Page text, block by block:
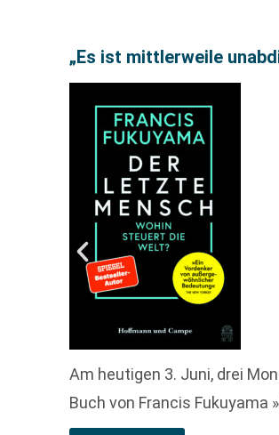
„Es ist mittlerweile
Am heutigen 3. Juni, drei
Buch von Francis Fukuyama